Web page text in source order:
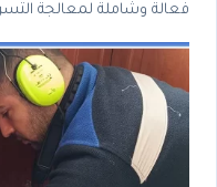
فعالة وشاملة لمعالجة